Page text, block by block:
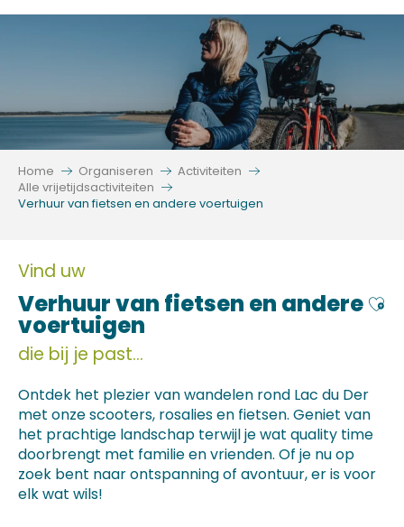
Aller
Home Organiseren
Activiteiten
Alle vrijetijdsactiviteiten
Verhuur van fietsen en andere voertuigen
Vind uw
Verhuur van fietsen en andere
voertuigen
die bij je past...
Ontdek het plezier van wandelen rond Lac du Der
met onze scooters, rosalies en fietsen. Geniet van
het prachtige landschap terwijl je wat quality time
doorbrengt met familie en vrienden. Of je nu op
zoek bent naar ontspanning of avontuur, er is voor
elk wat wils!